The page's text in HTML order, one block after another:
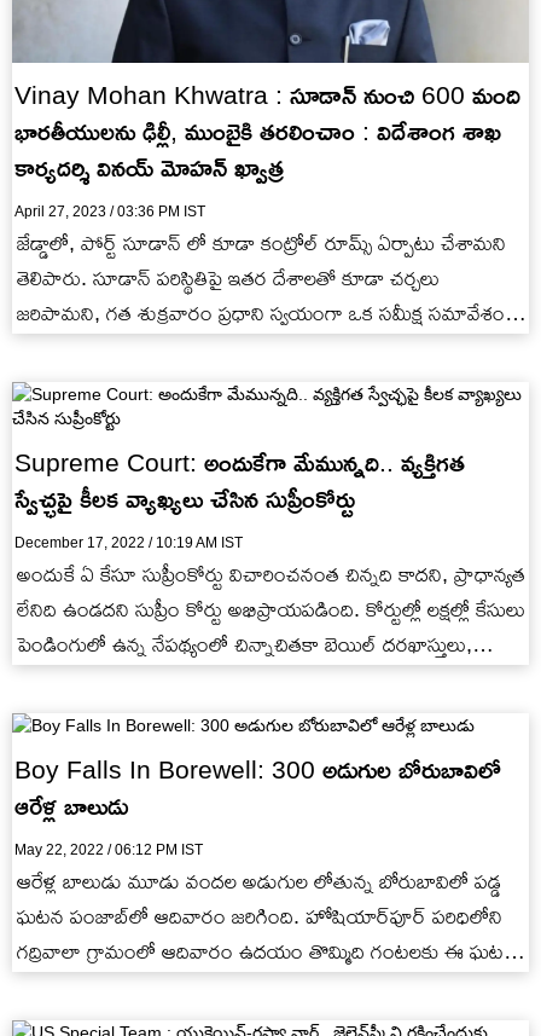
Vinay Mohan Khwatra : సూడాన్ నుంచి 600 మంది
భారతీయులను ఢిల్లీ, ముంబైకి తరలించాం : విదేశాంగ శాఖ
కార్యదర్శి వినయ్ మోహన్ ఖ్వాత్ర
April 27, 2023 / 03:36 PM IST
జేడ్డాలో, పోర్ట్ సూడాన్ లో కూడా కంట్రోల్ రూమ్స్ ఏర్పాటు చేశామని
తెలిపారు. సూడాన్ పరిస్థితిపై ఇతర దేశాలతో కూడా చర్చలు
జరిపామని, గత శుక్రవారం ప్రధాని స్వయంగా ఒక సమీక్ష సమావేశం
Supreme Court: అందుకేగా మేమున్నది.. వ్యక్తిగత
స్వేచ్ఛపై కీలక వ్యాఖ్యలు చేసిన సుప్రీంకోర్టు
December 17, 2022 / 10:19 AM IST
అందుకే ఏ కేసూ సుప్రీంకోర్టు విచారించనంత చిన్నది కాదని, ప్రాధాన్యత
లేనిది ఉండదని సుప్రీం కోర్టు అభిప్రాయపడింది. కోర్టుల్లో లక్షల్లో కేసులు
పెండింగులో ఉన్న నేపథ్యంలో చిన్నాచితకా బెయిల్ దరఖాస్తులు,
Boy Falls In Borewell: 300 అడుగుల బోరుబావిలో
ఆరేళ్ల బాలుడు
May 22, 2022 / 06:12 PM IST
ఆరేళ్ల బాలుడు మూడు వందల అడుగుల లోతున్న బోరుబావిలో పడ్డ
ఘటన పంజాబ్‌లో ఆదివారం జరిగింది. హోషియార్‌పూర్ పరిధిలోని
గద్రివాలా గ్రామంలో ఆదివారం ఉదయం తొమ్మిది గంటలకు ఈ ఘటన